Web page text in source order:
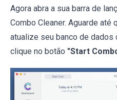
Agora abra a sua barra de
Combo Cleaner. Aguarde até
atualize seu banco de
clique no botão "Start